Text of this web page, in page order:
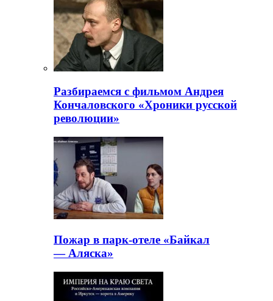
Разбираемся с фильмом Андрея
Кончаловского «Хроники русской
революции»
Пожар в парк-отеле «Байкал
— Аляска»